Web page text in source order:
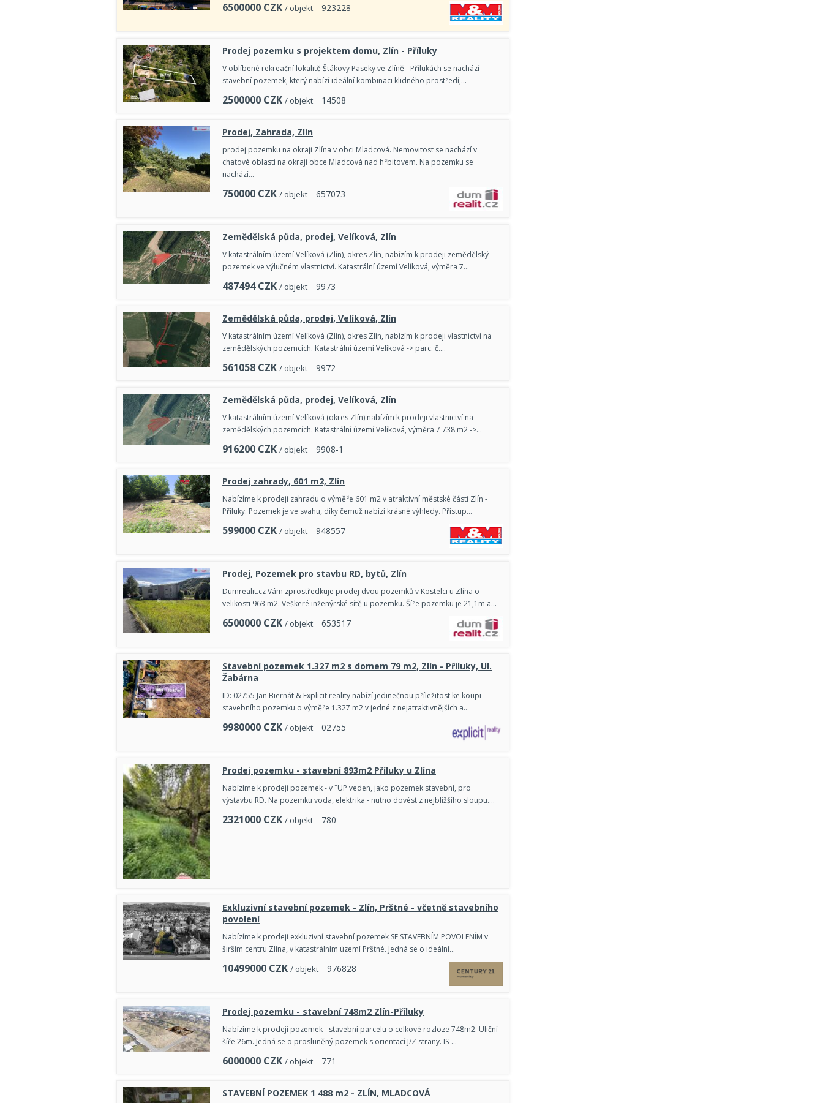
6500000 CZK / objekt 923228
Prodej pozemku s projektem domu, Zlín - Příluky
V oblíbené rekreační lokalitě Štákovy Paseky ve Zlíně - Přílukách se nachází
stavební pozemek, který nabízí ideální kombinaci klidného prostředí,…
2500000 CZK / objekt 1 4508
Prodej, Zahrada, Zlín
prodej pozemku na okraji Zlína v obci Mladcová. Nemovitost se nachází v
chatové oblasti na okraji obce Mladcová nad hřbitovem. Na pozemku se
nachází…
750000 CZK / objekt 657073
Zemědělská půda, prodej, Velíková, Zlín
V katastrálním území Velíková (Zlín), okres Zlín, nabízím k prodeji zemědělský
pozemek ve výlučném vlastnictví. Katastrální území Velíková, výměra 7…
487494 CZK / objekt 9973
Zemědělská půda, prodej, Velíková, Zlín
V katastrálním území Velíková (Zlín), okres Zlín, nabízím k prodeji vlastnictví na
zemědělských pozemcích. Katastrální území Velíková -> parc. č.…
561058 CZK / objekt 9972
Zemědělská půda, prodej, Velíková, Zlín
V katastrálním území Velíková (okres Zlín) nabízím k prodeji vlastnictví na
zemědělských pozemcích. Katastrální území Velíková, výměra 7 738 m2 ->…
916200 CZK / objekt 9908-1
Prodej zahrady, 601 m2, Zlín
Nabízíme k prodeji zahradu o výměře 601 m2 v atraktivní městské části Zlín -
Příluky. Pozemek je ve svahu, díky čemuž nabízí krásné výhledy. Přístup…
599000 CZK / objekt 948557
Prodej, Pozemek pro stavbu RD, bytů, Zlín
Dumrealit.cz Vám zprostředkuje prodej dvou pozemků v Kostelci u Zlína o
velikosti 963 m2. Veškeré inženýrské sítě u pozemku. Šíře pozemku je 21,1m a…
6500000 CZK / objekt 65351 7
Stavební pozemek 1.327 m2 s domem 79 m2, Zlín - Příluky, Ul.
Žabárna
ID: 02755 Jan Biernát & Explicit reality nabízí jedinečnou příležitost ke koupi
stavebního pozemku o výměře 1.327 m2 v jedné z nejatraktivnějších a…
9980000 CZK / objekt 02755
Prodej pozemku - stavební 893m2 Příluky u Zlína
Nabízíme k prodeji pozemek - v ˇUP veden, jako pozemek stavební, pro
výstavbu RD. Na pozemku voda, elektrika - nutno dovést z nejbližšího sloupu.…
2321000 CZK / objekt 780
Exkluzivní stavební pozemek - Zlín, Prštné - včetně stavebního
povolení
Nabízíme k prodeji exkluzivní stavební pozemek SE STAVEBNÍM POVOLENÍM v
širším centru Zlína, v katastrálním území Prštné. Jedná se o ideální…
10499000 CZK / objekt 976828
Prodej pozemku - stavební 748m2 Zlín-Příluky
Nabízíme k prodeji pozemek - stavební parcelu o celkové rozloze 748m2. Uliční
šíře 26m. Jedná se o prosluněný pozemek s orientací J/Z strany. IS-…
6000000 CZK / objekt 771
STAVEBNÍ POZEMEK 1 488 m2 - ZLÍN, MLADCOVÁ